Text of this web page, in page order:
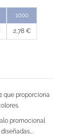
1000
2,78 €
que proporciona
promocional